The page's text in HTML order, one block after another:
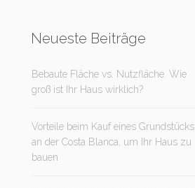
Neueste Beiträge
Bebaute Fläche vs. Nutzfläche. Wie
groß ist Ihr Haus wirklich?
Vorteile beim Kauf eines Grundstücks
an der Costa Blanca, um Ihr Haus zu
bauen